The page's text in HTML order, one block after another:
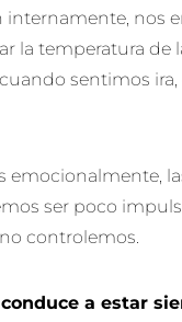
internamente, nos
la temperatura de
sentimos ira,
emocionalmente,
ser poco
controlemos.
a estar